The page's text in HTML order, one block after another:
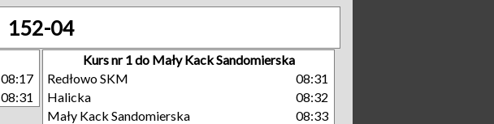
152-04
08:17
08:31
Kurs nr 1 do Mały Kack Sandomierska
Redłowo SKM
08:31
Halicka
08:32
Mały Kack Sandomierska
08:33